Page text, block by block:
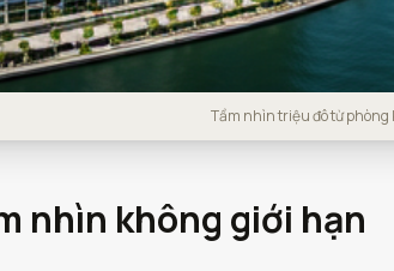
Tầm nhìn triệu đô từ
nhìn không giới hạn